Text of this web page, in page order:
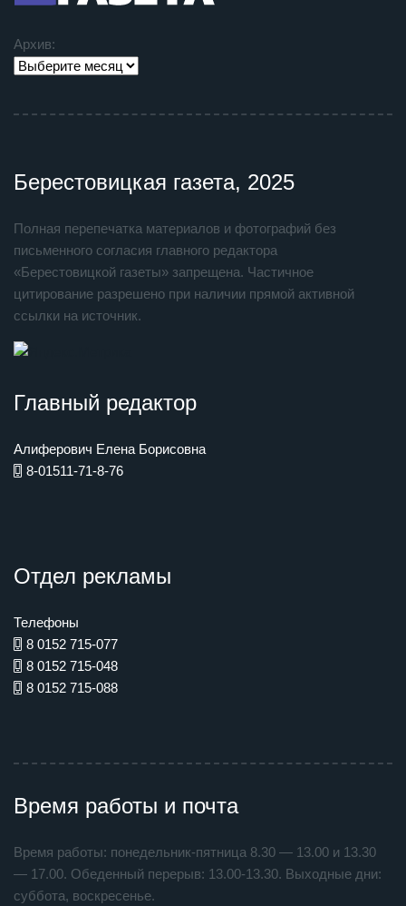
Архив:
Берестовицкая газета, 2025
Полная перепечатка материалов и фотографий без
письменного согласия главного редактора
«Берестовицкой газеты» запрещена. Частичное
цитирование разрешено при наличии прямой активной
ссылки на источник.
Главный редактор
Алиферович Елена Борисовна
8-01511-71-8-76
Отдел рекламы
Телефоны
8 0152 715-077
8 0152 715-048
8 0152 715-088
Время работы и почта
Время работы: понедельник-пятница 8.30 — 13.00 и 13.30
— 17.00. Обеденный перерыв: 13.00-13.30. Выходные дни:
суббота, воскресенье.